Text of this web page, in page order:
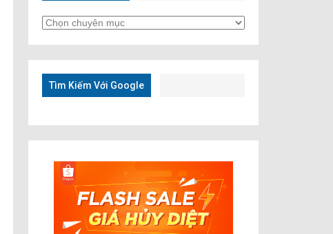
Tìm
Tìm Kiếm Với Google